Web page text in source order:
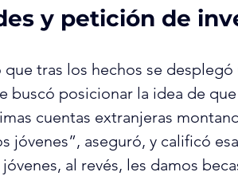
y petición de
tras los hechos se desplegó
buscó posicionar la idea de
cuentas extranjeras
jóvenes”, aseguró, y calificó
al revés, les damos